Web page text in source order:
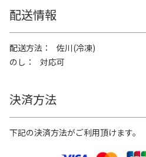
配送情報
配送方法
佐川(冷凍)
のし
対応可
決済方法
下記の決済方法がご利用頂けます。